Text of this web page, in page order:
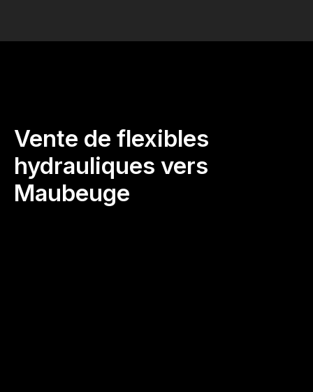
Vente de flexibles
hydrauliques vers
Maubeuge